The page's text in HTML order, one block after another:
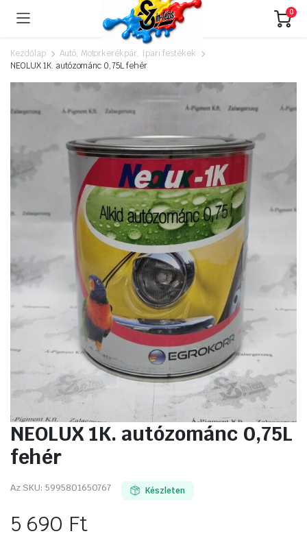
0
Kezdőlap
Autó, Motorkerékpár, Ipari festékek
NEOLUX 1K. autózománc 0,75L fehér
NEOLUX 1K. autózománc 0,75L
fehér
Az SKU: 5995801650767 Készleten
5 690 Ft